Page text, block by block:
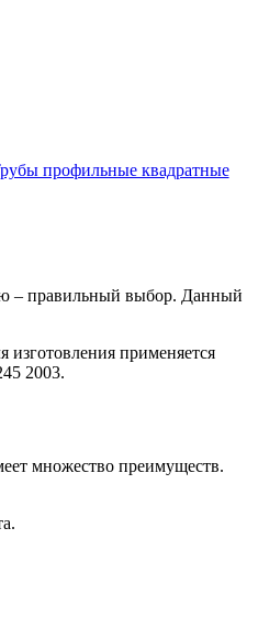
профильные квадратные
– правильный выбор. Данный
применяется
2003.
множество преимуществ.